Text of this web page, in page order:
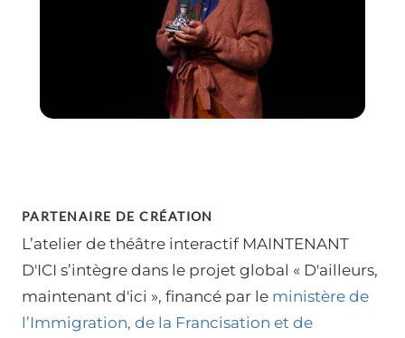
PARTENAIRE DE CRÉATION
L’atelier de théâtre interactif MAINTENANT
D'ICI s’intègre dans le projet global « D'ailleurs,
maintenant d'ici », financé par le ministère de
l’Immigration, de la Francisation et de